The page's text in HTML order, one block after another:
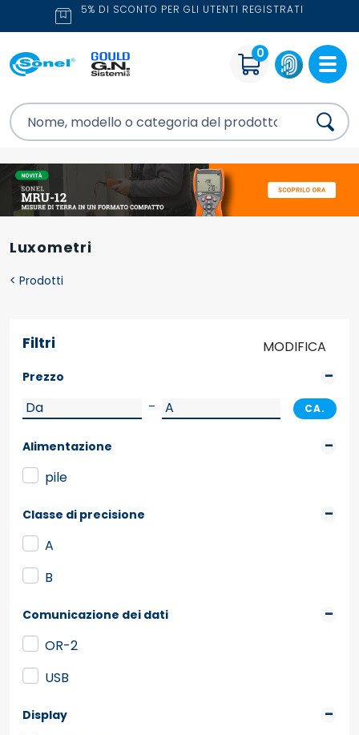
5% DI SCONTO PER GLI UTENTI REGISTRATI
0
Luxometri
< Prodotti
Filtri MODIFICA
Prezzo
–
CA.
Alimentazione
pile
Classe di precisione
A
B
Comunicazione dei dati
OR-2
USB
Display